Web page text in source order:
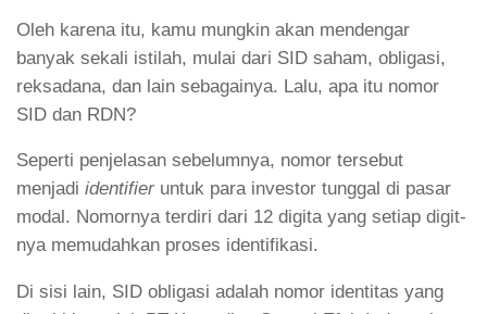
Oleh karena itu, kamu mungkin akan mendengar
banyak sekali istilah, mulai dari SID saham, obligasi,
reksadana, dan lain sebagainya. Lalu, apa itu nomor
SID dan RDN?
Seperti penjelasan sebelumnya, nomor tersebut
menjadi identifier untuk para investor tunggal di pasar
modal. Nomornya terdiri dari 12 digita yang setiap digit-
nya memudahkan proses identifikasi.
Di sisi lain, SID obligasi adalah nomor identitas yang